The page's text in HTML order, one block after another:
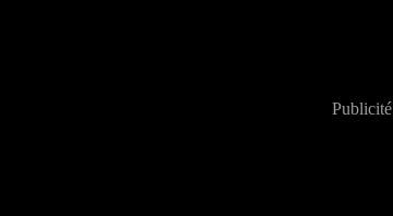
Publicité